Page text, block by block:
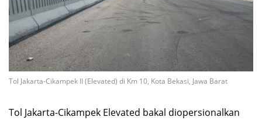
Tol Jakarta-Cikampek II (Elevated) di Km 10, Kota Bekasi, Jawa Barat
Tol Jakarta-Cikampek Elevated bakal diopersionalkan